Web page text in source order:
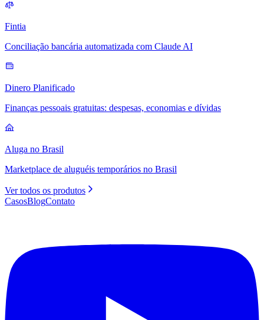
Fintia
Conciliação bancária automatizada com Claude AI
Dinero Planificado
Finanças pessoais gratuitas: despesas, economias e dívidas
Aluga no Brasil
Marketplace de aluguéis temporários no Brasil
Ver todos os produtos
CasosBlogContato